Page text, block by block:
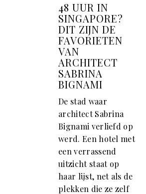
48 UUR IN
SINGAPORE?
DIT ZIJN DE
FAVORIETEN
VAN
ARCHITECT
SABRINA
BIGNAMI
De stad waar
architect Sabrina
Bignami verliefd op
werd. Een hotel met
een verrassend
uitzicht staat op
haar lijst, net als de
plekken die ze zelf